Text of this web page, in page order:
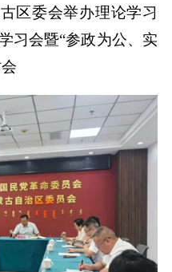
区委会举办理论学习
习会暨“参政为公、实